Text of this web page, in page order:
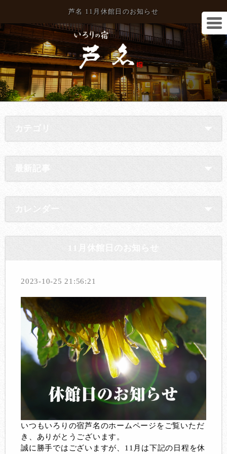
芦名 11月休館日のお知らせ
カテゴリ
最新記事
カレンダー
11月休館日のお知らせ
2023-10-25 21:56:21
いつもいろりの宿芦名のホームページをご覧いただ
き、ありがとうございます。
誠に勝手ではございますが、11月は下記の日程を休